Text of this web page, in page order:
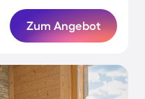
Zum Angebot